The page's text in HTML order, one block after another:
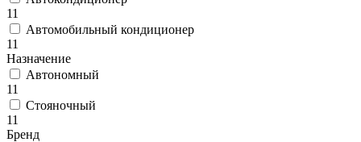
11
Автомобильный кондиционер
11
Назначение
Автономный
11
Стояночный
11
Бренд